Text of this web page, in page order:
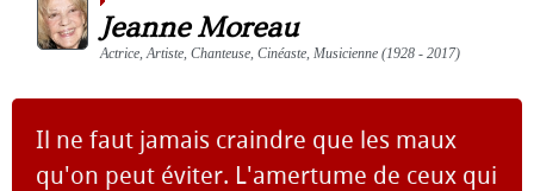
Jeanne Moreau
Actrice, Artiste, Chanteuse, Cinéaste, Musicienne (1928 - 2017)
Il ne faut jamais craindre que les maux
qu'on peut éviter. L'amertume de ceux qui